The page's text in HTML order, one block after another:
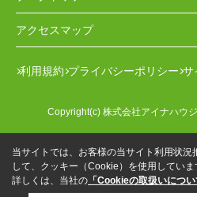
アクセスマップ
利用規約 プライバシーポリシー サ
Copyright(c) 株式会社アイナハウ
当サイトでは、お客様の当サイト利用状況
して、クッキー（Cookie）を使用していま
詳しくは、当社の 「Cookieの取扱いについ